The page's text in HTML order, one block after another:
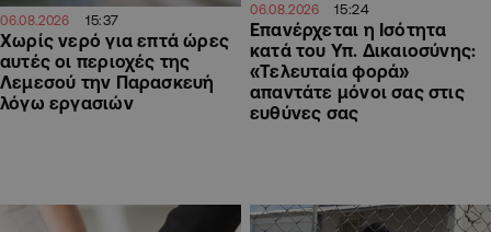
06.08.2026 15:37
Χωρίς νερό για επτά ώρες
αυτές οι περιοχές της
Λεμεσού την Παρασκευή
λόγω εργασιών
06.08.2026 15:24
Επανέρχεται η Ισότητα
κατά του Υπ. Δικαιοσύνης:
«Τελευταία φορά»
απαντάτε μόνοι σας στις
ευθύνες σας